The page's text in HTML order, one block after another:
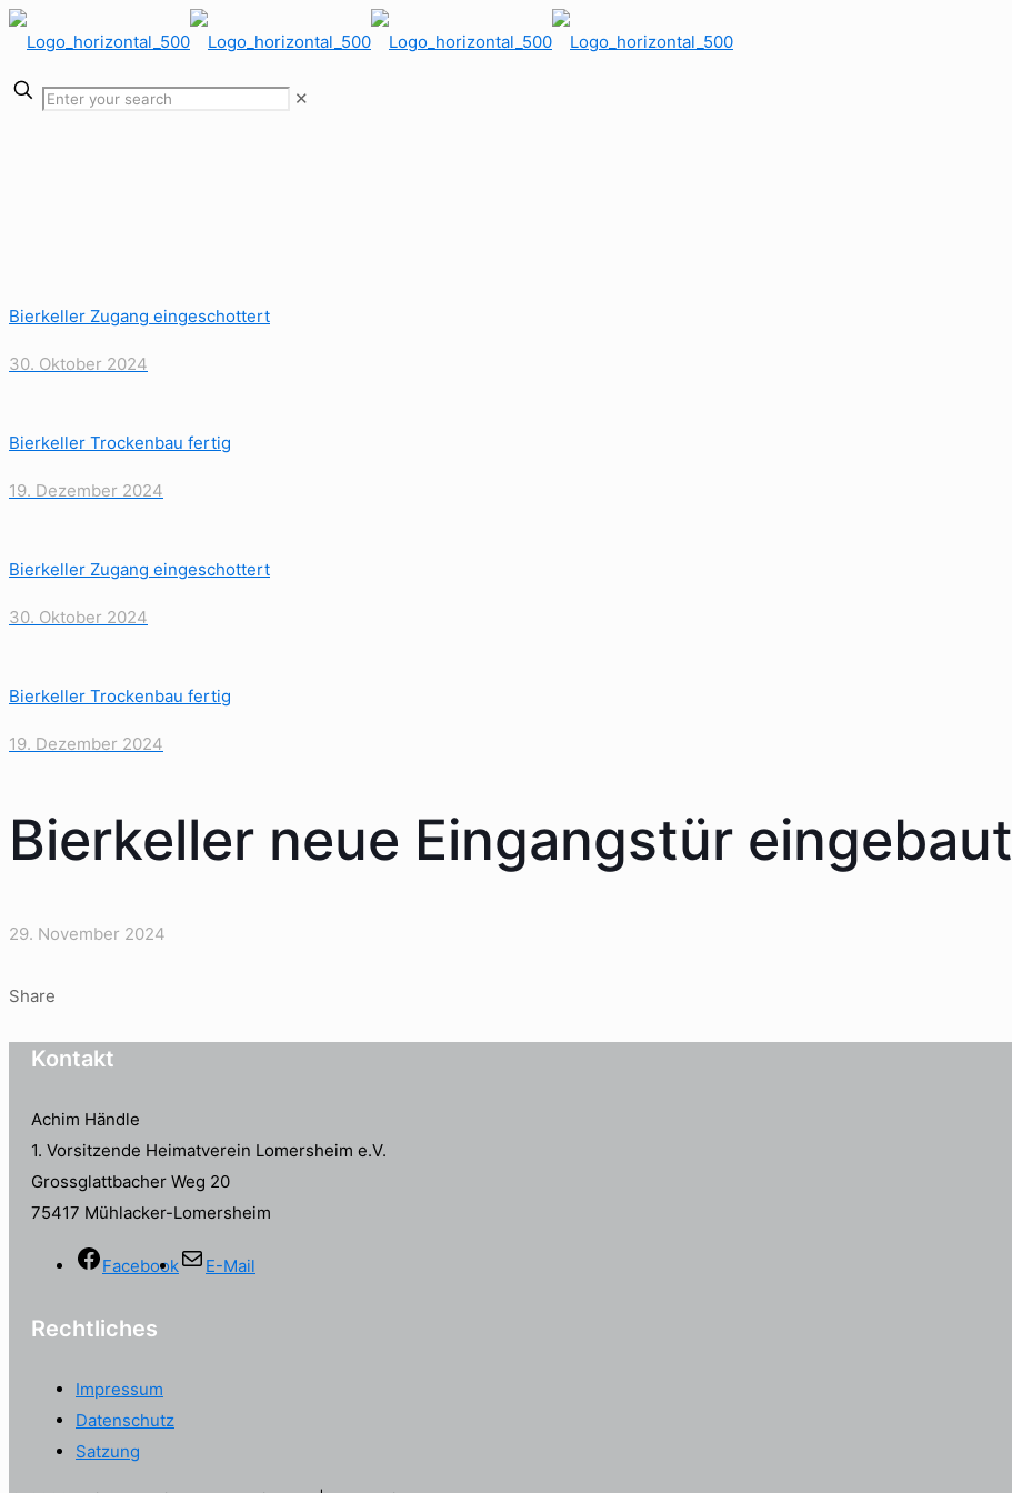
✕
Bierkeller Zugang eingeschottert
30. Oktober 2024
Bierkeller Trockenbau fertig
19. Dezember 2024
Bierkeller Zugang eingeschottert
30. Oktober 2024
Bierkeller Trockenbau fertig
19. Dezember 2024
Bierkeller neue Eingangstür eingebaut
29. November 2024
Share
Kontakt
Achim Händle
1. Vorsitzende Heimatverein Lomersheim e.V.
Grossglattbacher Weg 20
75417 Mühlacker-Lomersheim
Facebook E-Mail
Rechtliches
Impressum
Datenschutz
Satzung